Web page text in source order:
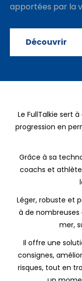
apportées par la
Découvrir
Le FullTalkie sert
progression en
Grâce à sa
coachs et
Léger, robuste et
à de nombreuses
mer,
Il offre une
consignes,
risques, tout en